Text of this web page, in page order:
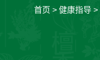
首页 >健康指导 >